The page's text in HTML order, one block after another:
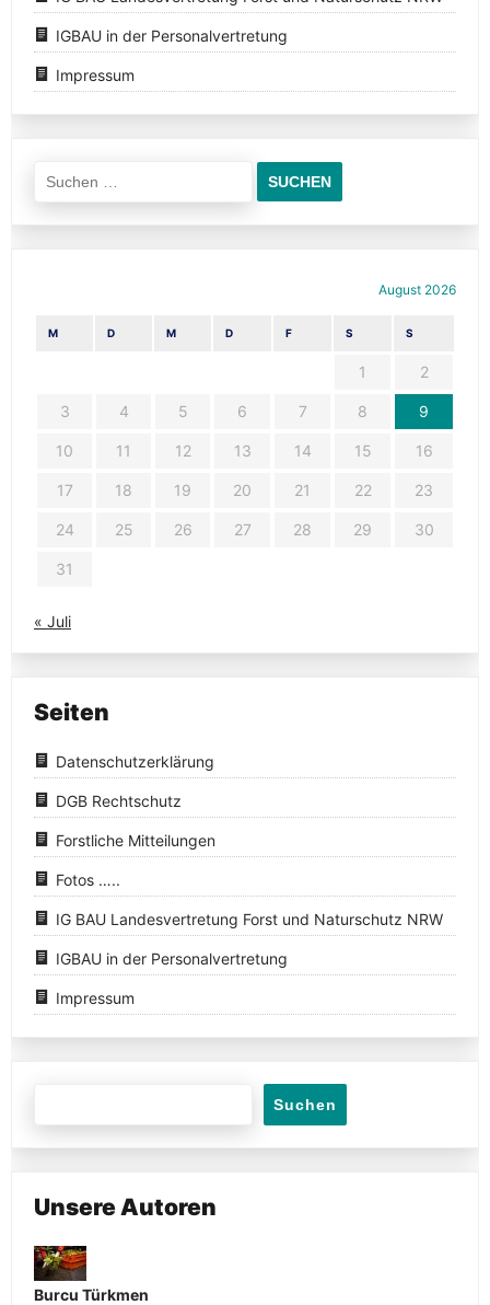
IGBAU in der Personalvertretung
Impressum
nach:
August 2026
M D M D F S S
1 2
3 4 5 6 7 8 9
10 11 12 13 14 15 16
17 18 19 20 21 22 23
24 25 26 27 28 29 30
31
« Juli
Seiten
Datenschutzerklärung
DGB Rechtschutz
Forstliche Mitteilungen
Fotos …..
IG BAU Landesvertretung Forst und Naturschutz NRW
IGBAU in der Personalvertretung
Impressum
Suchen
Unsere Autoren
Burcu Türkmen